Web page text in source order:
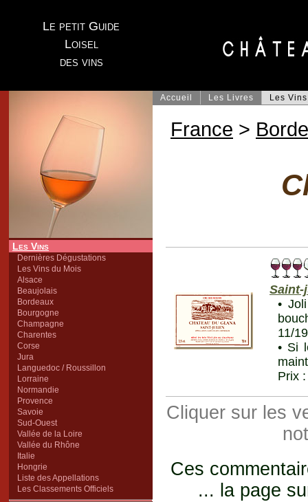
Le petit Guide
Loisel
des vins
Les Vins
Dernières Dégustations
Les Vins du Mois
Alsace
Beaujolais
Bordeaux
Bourgogne
Champagne
Charentes
Corse
Jura
Languedoc / Roussillon
Lorraine
Normandie
Provence
Savoie
Sud-Ouest
Vallée de la Loire
Vallée du Rhône
Italie
Hongrie
Liste des Appellations
Les Classements Officiels
Accueil Les Livres Les Vins
France >
Saint-
•
11/
• Si
Prix
Cliquer sur les
Ces
... la page